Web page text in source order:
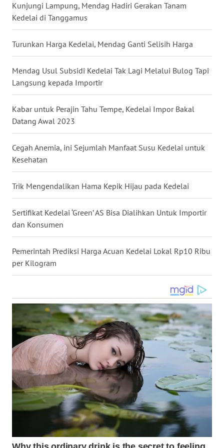
Kunjungi Lampung, Mendag Hadiri Gerakan Tanam
Kedelai di Tanggamus
Turunkan Harga Kedelai, Mendag Ganti Selisih Harga
Mendag Usul Subsidi Kedelai Tak Lagi Melalui Bulog Tapi
Langsung kepada Importir
Kabar untuk Perajin Tahu Tempe, Kedelai Impor Bakal
Datang Awal 2023
Cegah Anemia, ini Sejumlah Manfaat Susu Kedelai untuk
Kesehatan
Trik Mengendalikan Hama Kepik Hijau pada Kedelai
Sertifikat Kedelai ‘Green’ AS Bisa Dialihkan Untuk Importir
dan Konsumen
Pemerintah Prediksi Harga Acuan Kedelai Lokal Rp10 Ribu
per Kilogram
WN
WN
WN
BENGKULU
WN
LAMPUNG
WN
JATENG
WN
NUSANTARA
WN
JATIM
WN
BALI
WN
KALBAR
KALTENG